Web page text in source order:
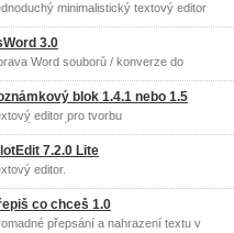
minimalistický textový editor
3.0
Word souborů / konverze do
blok 1.4.1 nebo 1.5
editor pro tvorbu
textu
7.2.0 Lite
editor.
co chceš 1.0
přepsání a nahrazení textu v